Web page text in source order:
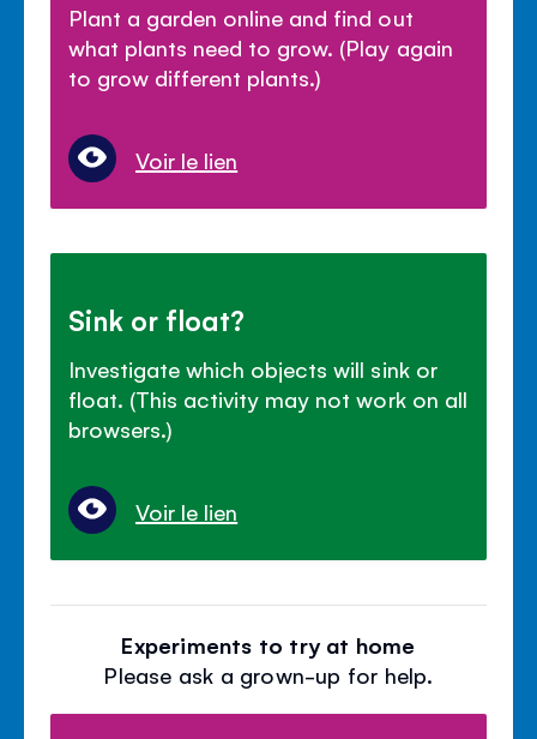
Plant a garden online and find out
what plants need to grow. (Play again
to grow different plants.)
Voir le lien
Sink or float?
Investigate which objects will sink or
float. (This activity may not work on all
browsers.)
Voir le lien
Experiments to try at home
Please ask a grown-up for help.